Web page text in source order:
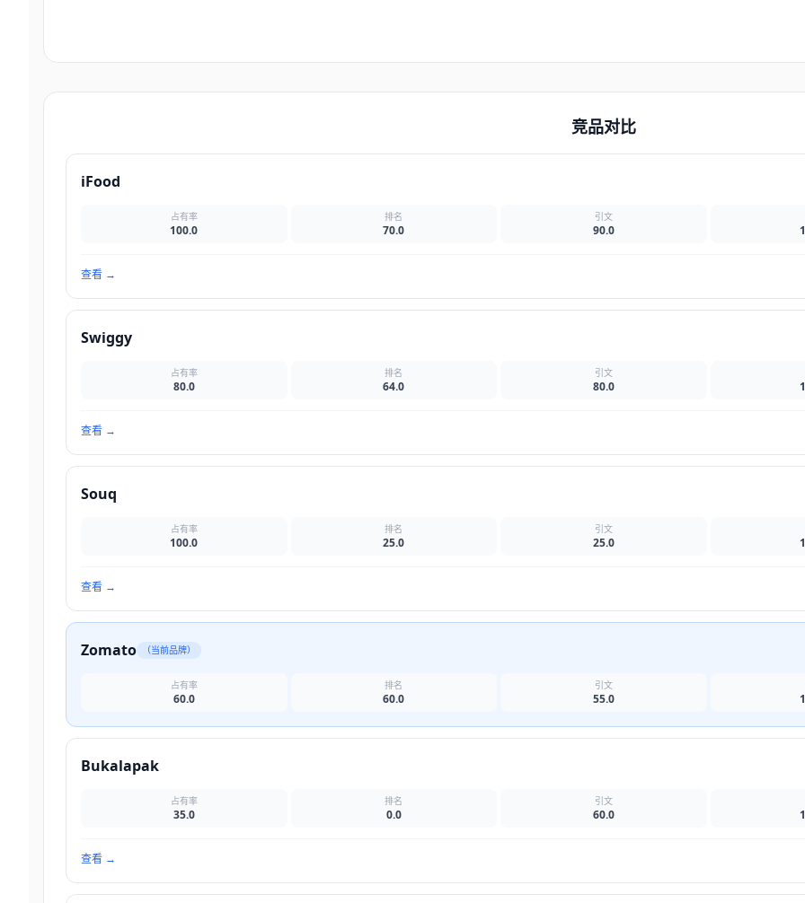
竞品对比
iFood
占有率
100.0
排名
70.0
引文
90.0
查看 →
Swiggy
占有率
80.0
排名
64.0
引文
80.0
查看 →
Souq
占有率
100.0
排名
25.0
引文
25.0
查看 →
Zomato （当前品牌）
占有率
60.0
排名
60.0
引文
55.0
Bukalapak
占有率
35.0
排名
0.0
引文
60.0
查看 →